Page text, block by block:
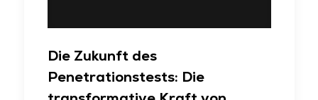
Die Zukunft des
Penetrationstests: Die